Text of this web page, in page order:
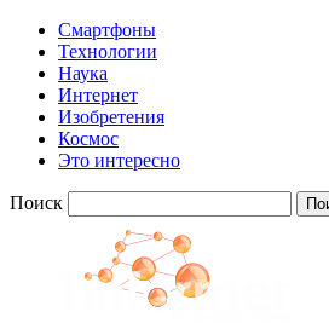
Смартфоны
Технологии
Наука
Интернет
Изобретения
Космос
Это интересно
Поиск